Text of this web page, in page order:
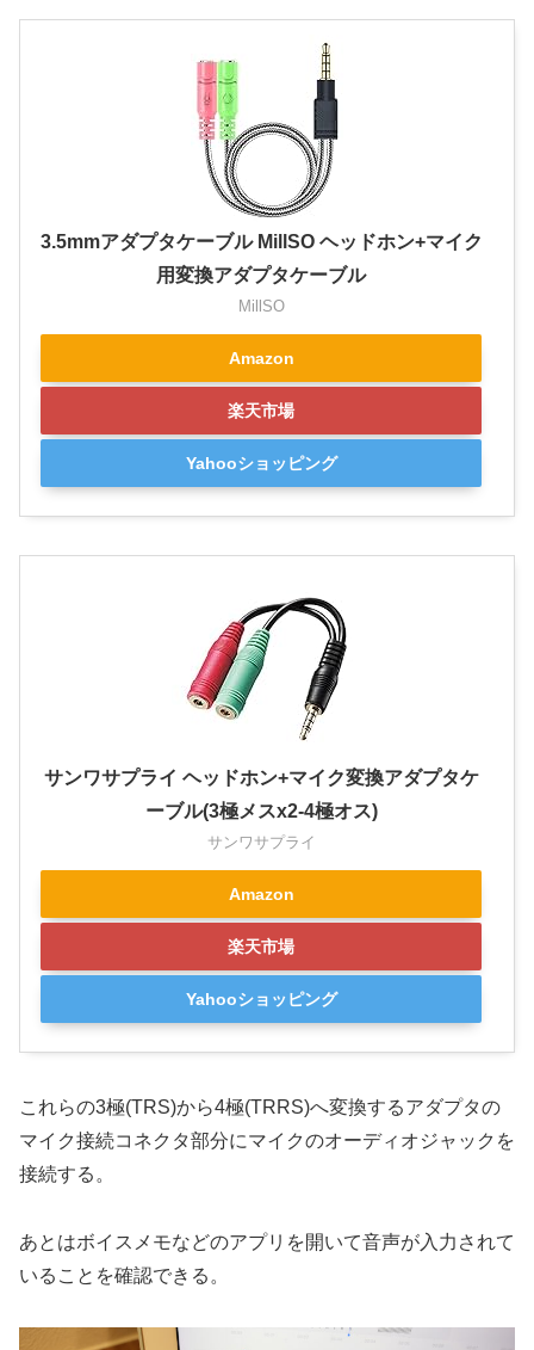
3.5mmアダプタケーブル MillSO ヘッドホン+マイク
用変換アダプタケーブル
MillSO
Amazon
楽天市場
Yahooショッピング
サンワサプライ ヘッドホン+マイク変換アダプタケ
ーブル(3極メスx2-4極オス)
サンワサプライ
Amazon
楽天市場
Yahooショッピング
これらの3極(TRS)から4極(TRRS)へ変換するアダプタの
マイク接続コネクタ部分にマイクのオーディオジャックを
接続する。
あとはボイスメモなどのアプリを開いて音声が入力されて
いることを確認できる。